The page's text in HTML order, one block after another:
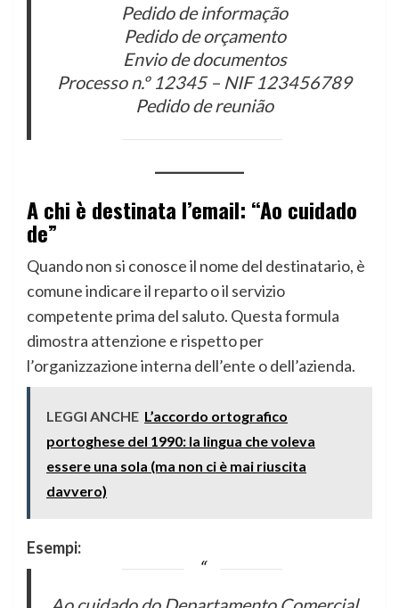
Pedido de informação
Pedido de orçamento
Envio de documentos
Processo n.º 12345 – NIF 123456789
Pedido de reunião
A chi è destinata l’email: “Ao cuidado
de”
Quando non si conosce il nome del destinatario, è
comune indicare il reparto o il servizio
competente prima del saluto. Questa formula
dimostra attenzione e rispetto per
l’organizzazione interna dell’ente o dell’azienda.
LEGGI ANCHE L’accordo ortografico
portoghese del 1990: la lingua che voleva
essere una sola (ma non ci è mai riuscita
davvero)
Esempi: